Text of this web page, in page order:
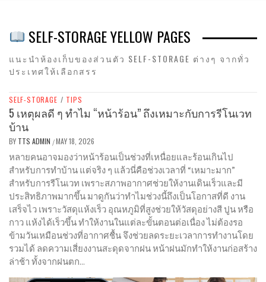
SELF-STORAGE YELLOW PAGES
แนะนำห้องเก็บของส่วนตัว SELF-STORAGE ต่างๆ จากทั่ว
ประเทศให้เลือกสรร
SELF-STORAGE / TIPS
5 เหตุผลดี ๆ ทำไม “หน้าร้อน” ถึงเหมาะกับการรีโนเวท
บ้าน
BY TTS ADMIN /MAY 18, 2026
หลายคนอาจมองว่าหน้าร้อนเป็นช่วงที่เหนื่อยและร้อนเกินไป
สำหรับการทำบ้าน แต่จริง ๆ แล้วนี่คือช่วงเวลาที่ “เหมาะมาก”
สำหรับการรีโนเวท เพราะสภาพอากาศช่วยให้งานเดินเร็วและมี
ประสิทธิภาพมากขึ้น มาดูกันว่าทำไมช่วงนี้ถึงเป็นโอกาสที่ดี งาน
เสร็จไว เพราะวัสดุแห้งเร็ว อุณหภูมิที่สูงช่วยให้วัสดุอย่างสี ปูน หรือ
กาว แห้งได้เร็วขึ้น ทำให้งานในแต่ละขั้นตอนต่อเนื่อง ไม่ต้องรอ
ข้ามวันเหมือนช่วงที่อากาศชื้น จึงช่วยลดระยะเวลาการทำงานโดย
รวมได้ ลดความเสี่ยงงานสะดุดจากฝน หน้าฝนมักทำให้งานก่อสร้าง
ล่าช้า ทั้งจากฝนตก...